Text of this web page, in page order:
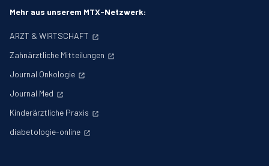
Mehr aus unserem MTX-Netzwerk:
ARZT & WIRTSCHAFT
Zahnärztliche Mitteilungen
Journal Onkologie
Journal Med
Kinderärztliche Praxis
diabetologie-online